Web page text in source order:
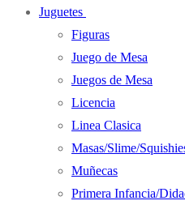
Juguetes
Figuras
Juego de Mesa
Juegos de Mesa
Licencia
Linea Clasica
Masas/Slime/
Muñecas
Primera Infancia/